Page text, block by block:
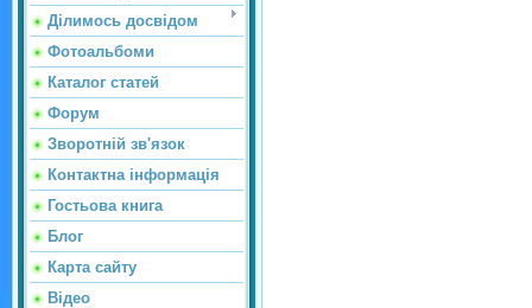
Ділимось досвідом
Фотоальбоми
Каталог статей
Форум
Зворотній зв'язок
Контактна інформація
Гостьова книга
Блог
Карта сайту
Відео